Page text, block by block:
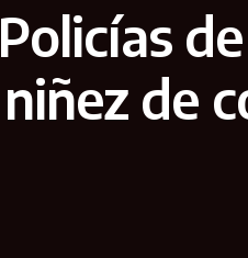
Policías
niñez de